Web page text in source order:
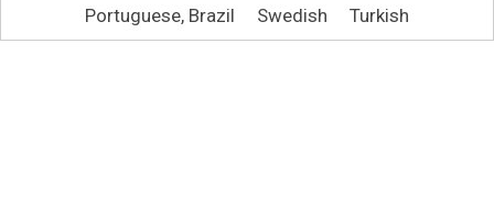
Portuguese, Brazil
Swedish Turkish